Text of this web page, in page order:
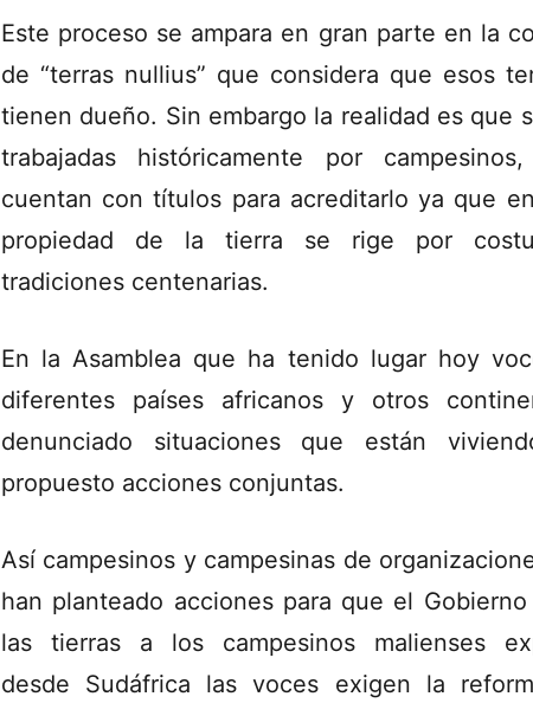
Este proceso se ampara en gran parte en la
de “terras nullius” que considera que esos
tienen dueño. Sin embargo la realidad es que
trabajadas históricamente por
cuentan con títulos para acreditarlo ya que
propiedad de la tierra se rige por
tradiciones centenarias.
En la Asamblea que ha tenido lugar hoy
diferentes países africanos y otros
denunciado situaciones que están
propuesto acciones conjuntas.
Así campesinos y campesinas de
han planteado acciones para que el
las tierras a los campesinos malienses
desde Sudáfrica las voces exigen la